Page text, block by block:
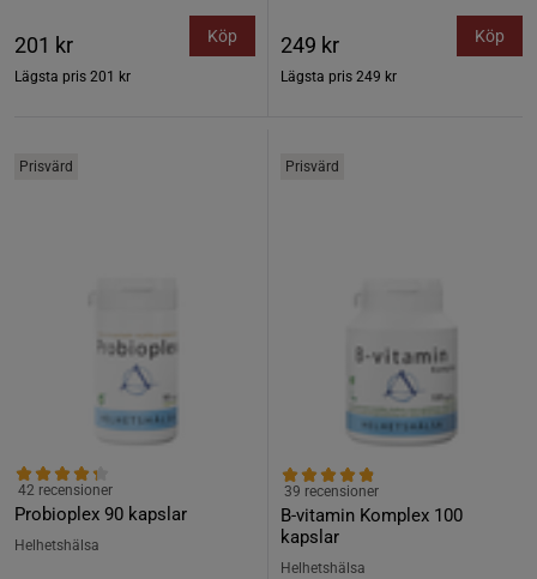
201 kr
Lägsta pris 201 kr
Köp 249 kr
Lägsta pris 249 kr
Köp
Prisvärd
Probioplex 90 kapslar
42 recensioner
Helhetshälsa
Prisvärd
B-vitamin Komplex 100
kapslar
39 recensioner
Helhetshälsa